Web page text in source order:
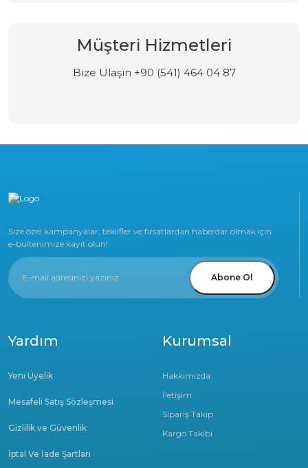
Müşteri Hizmetleri
Bize Ulaşın +90 (541) 464 04 87
Size özel kampanyalar, teklifler ve fırsatlardan haberdar olmak için
e-bültenimize kayıt olun!
Abone Ol
Kurumsal
Hakkımızda
İletişim
Sipariş Takip
Kargo Takibi
Yardım
Yeni Üyelik
Mesafeli Satış Sözleşmesi
Gizlilik ve Güvenlik
İptal Ve İade Şartları